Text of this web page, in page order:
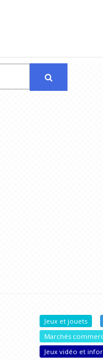
Jeux et jouets
Marchés
Jeux vidéo et